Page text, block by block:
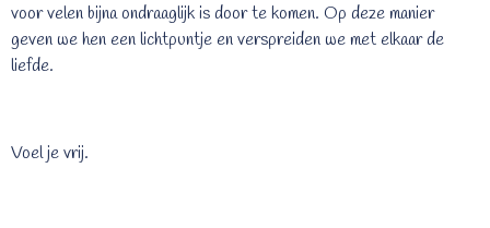
voor velen bijna ondraaglijk is door te komen. Op deze manier
geven we hen een lichtpuntje en verspreiden we met elkaar de
liefde.
Voel je vrij.